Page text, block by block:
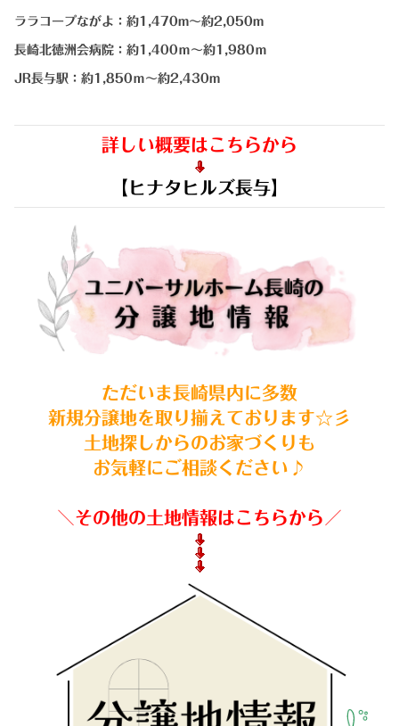
ララコープながよ：約1,470m～約2,050m
長崎北徳洲会病院：約1,400ｍ～約1,980ｍ
JR長与駅：約1,850ｍ～約2,430m
詳しい概要はこちらから
【ヒナタヒルズ長与】
ただいま長崎県内に多数
新規分譲地を取り揃えております☆彡
土地探しからのお家づくりも
お気軽にご相談ください♪
＼その他の土地情報はこちらから／